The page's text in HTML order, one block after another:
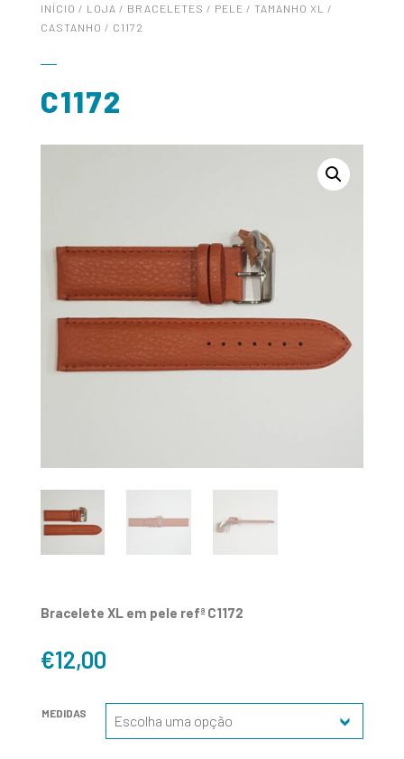
INÍCIO / LOJA / BRACELETES / PELE / TAMANHO XL
/
CASTANHO / C1172
C1172
Bracelete XL em pele refª C1172
€12,00
MEDIDAS